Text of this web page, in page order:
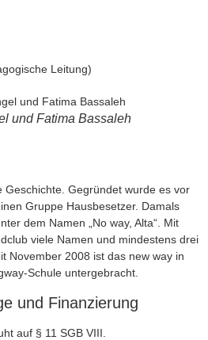
Leitung)
und Fatima Bassaleh
Geschichte. Gegründet wurde es vor
Gruppe Hausbesetzer. Damals
dem Namen „No way, Alta“. Mit
viele Namen und mindestens drei
November 2008 ist das new way in
Schule untergebracht.
und Finanzierung
auf § 11 SGB VIII.